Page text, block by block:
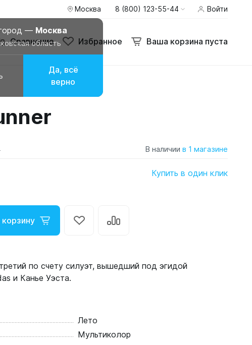
Москва
— Москва
область
Да, всё
верно
8 (800) 123-55-44 Войти
Сравнение Избранное Ваша корзина пуста
В наличии в 1 магазине
Купить в один клик
корзину
по счету силуэт, вышедший под эгидой
и Канье Уэста.
Лето
Мультиколор